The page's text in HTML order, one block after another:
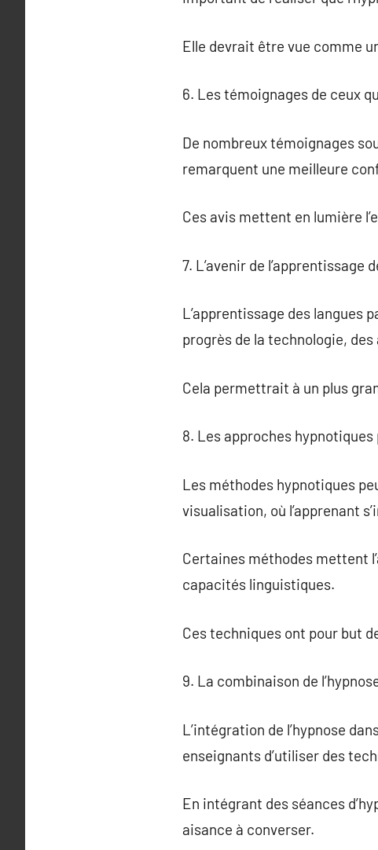
Elle devrait être vue comme
6. Les témoignages de ceux
De nombreux témoignages
remarquent une meilleure
Ces avis mettent en lumière
7. L’avenir de l’apprentissage
L’apprentissage des langues
progrès de la technologie,
Cela permettrait à un plus
8. Les approches
Les méthodes hypnotiques
visualisation, où l’apprenant
Certaines méthodes mettent
capacités linguistiques.
Ces techniques ont pour but
9. La combinaison de
L’intégration de l’hypnose
enseignants d’utiliser des
En intégrant des séances
aisance à converser.